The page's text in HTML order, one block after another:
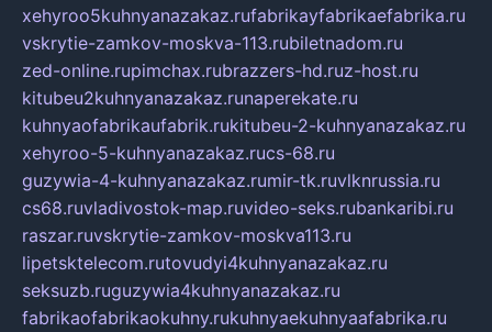
xehyroo5kuhnyanazakaz.rufabrikayfabrikaefabrika.ru
vskrytie-zamkov-moskva-113.rubiletnadom.ru
zed-online.rupimchax.rubrazzers-hd.ruz-host.ru
kitubeu2kuhnyanazakaz.runaperekate.ru
kuhnyaofabrikaufabrik.rukitubeu-2-kuhnyanazakaz.ru
xehyroo-5-kuhnyanazakaz.rucs-68.ru
guzywia-4-kuhnyanazakaz.rumir-tk.ruvlknrussia.ru
cs68.ruvladivostok-map.ruvideo-seks.rubankaribi.ru
raszar.ruvskrytie-zamkov-moskva113.ru
lipetsktelecom.rutovudyi4kuhnyanazakaz.ru
seksuzb.ruguzywia4kuhnyanazakaz.ru
fabrikaofabrikaokuhny.rukuhnyaekuhnyaafabrika.ru